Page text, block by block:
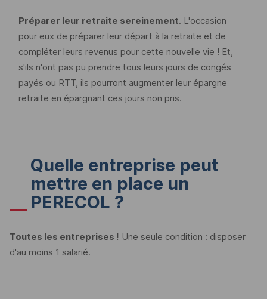
Préparer leur retraite sereinement. L'occasion
pour eux de préparer leur départ à la retraite et de
compléter leurs revenus pour cette nouvelle vie ! Et,
s'ils n'ont pas pu prendre tous leurs jours de congés
payés ou RTT, ils pourront augmenter leur épargne
retraite en épargnant ces jours non pris.
Quelle entreprise peut
mettre en place un
PERECOL ?
Toutes les entreprises ! Une seule condition : disposer
d'au moins 1 salarié.